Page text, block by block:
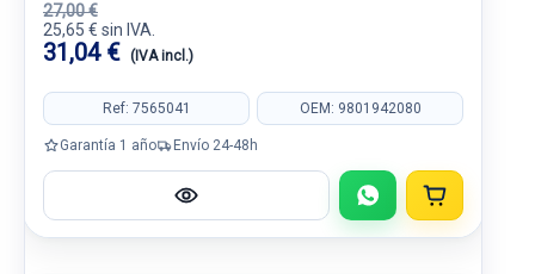
27,00 €
25,65 € sin IVA.
31,04 € (IVA incl.)
Ref: 7565041 OEM: 9801942080
Garantía 1 año Envío 24-48h